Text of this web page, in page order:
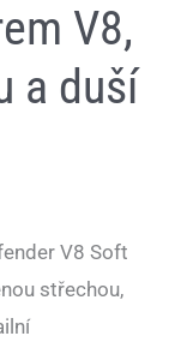
V8,
a duší
V8 Soft
střechou,